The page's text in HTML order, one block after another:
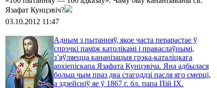
Язафат Кунцэвіч?
03.10.2012 11:47
Адным з пытанняў, якое часта перарастае ў
спрэчкі паміж католікамі і праваслаўнымі,
з’яўляецца кананізацыя грэка-каталіцкага
архіепіскапа Язафата Кунцэвіча. Яна адбылася
больш чым праз два стагоддзі пасля яго смерці,
а здзейсніў яе ў 1867 г. бл. папа Пій ІХ.